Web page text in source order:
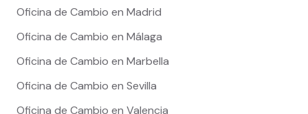
Oficina de Cambio en Madrid
Oficina de Cambio en Málaga
Oficina de Cambio en Marbella
Oficina de Cambio en Sevilla
Oficina de Cambio en Valencia